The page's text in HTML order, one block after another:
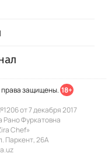
защищены. 18+
от 7 декабря 2017
Рано Фуркатовна
Chef»
Паркент, 26А